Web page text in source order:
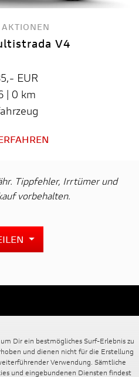
V4
EUR
| 0 km
Tippfehler, Irrtümer und
vorbehalten.
Dir ein bestmögliches Surf-Erlebnis zu
und dienen nicht für die Erstellung
Verwendung. Sämtliche
und eingebundenen Diensten findest